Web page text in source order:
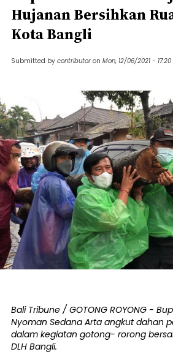
Hujanan Bersihkan
Kota Bangli
Submitted by contributor on Mon, 12/06/2021 - 17:20
Bali Tribune / GOTONG ROYONG -
Nyoman Sedana Arta angkut dahan
dalam kegiatan gotong- rorong
DLH Bangli.